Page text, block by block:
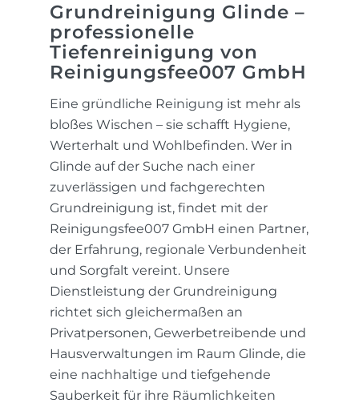
Grundreinigung Glinde –
professionelle
Tiefenreinigung von
Reinigungsfee007 GmbH
Eine gründliche Reinigung ist mehr als
bloßes Wischen – sie schafft Hygiene,
Werterhalt und Wohlbefinden. Wer in
Glinde auf der Suche nach einer
zuverlässigen und fachgerechten
Grundreinigung ist, findet mit der
Reinigungsfee007 GmbH einen Partner,
der Erfahrung, regionale Verbundenheit
und Sorgfalt vereint. Unsere
Dienstleistung der Grundreinigung
richtet sich gleichermaßen an
Privatpersonen, Gewerbetreibende und
Hausverwaltungen im Raum Glinde, die
eine nachhaltige und tiefgehende
Sauberkeit für ihre Räumlichkeiten